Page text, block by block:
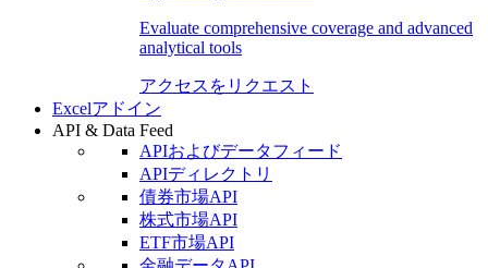
Evaluate comprehensive coverage and advanced
analytical tools
アクセスをリクエスト
Excelアドイン
API & Data Feed
APIおよびデータフィード
APIディレクトリ
債券市場API
株式市場API
ETF市場API